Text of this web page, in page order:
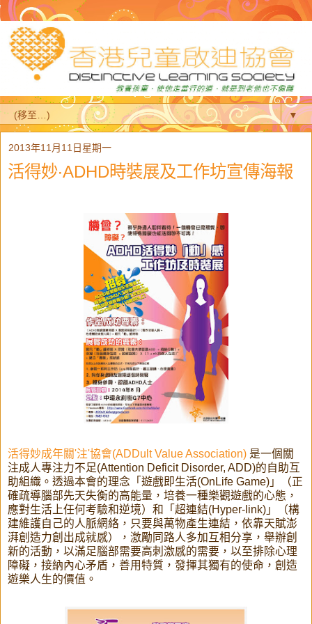
▼
2013年11月11日星期一
活得妙‧ADHD時裝展及工作坊宣傳海報
活得妙成年關'注'協會(ADDult Value Association) 是一個關
注成人專注力不足(Attention Deficit Disorder, ADD)的自助互
助組織。透過本會的理念「遊戲即生活(OnLife Game)」（正
確疏導腦部先天失衡的高能量，培養一種樂觀遊戲的心態，
應對生活上任何考驗和逆境）和「超連結(Hyper-link)」（構
建維護自己的人脈網絡，只要與萬物產生連結，依靠天賦澎
湃創造力創出成就感），激勵同路人多加互相分享，舉辦創
新的活動，以滿足腦部需要高刺激感的需要，以至排除心理
障礙，接納內心矛盾，善用特質，發揮其獨有的使命，創造
遊樂人生的價值。